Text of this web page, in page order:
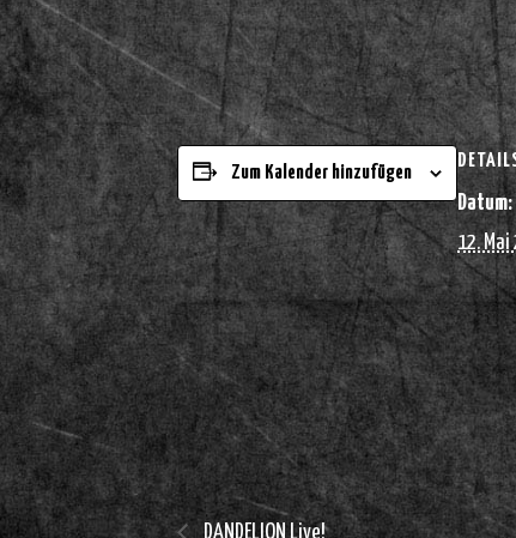
Zum Kalender hinzufügen
Datum:
12. Mai
DANDELION Live!